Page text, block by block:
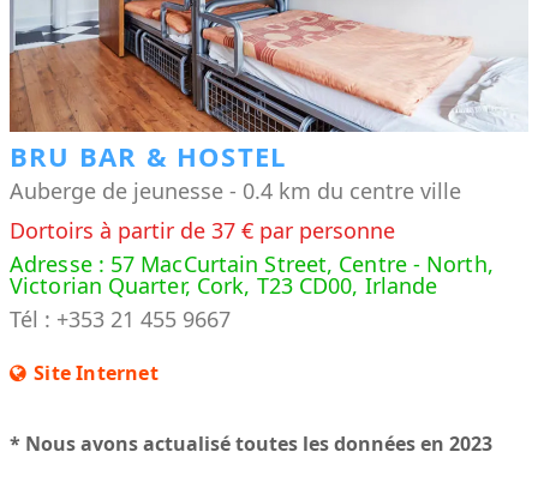
BRU BAR & HOSTEL
Auberge de jeunesse - 0.4 km du centre ville
Dortoirs à partir de 37 € par personne
Adresse : 57 MacCurtain Street, Centre - North,
Victorian Quarter, Cork, T23 CD00, Irlande
Tél : +353 21 455 9667
Site Internet
* Nous avons actualisé toutes les données en 2023